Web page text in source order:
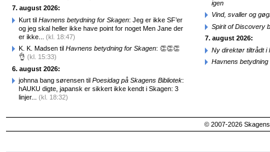
7. august 2026:
Kurt til Havnens betydning for Skagen: Jeg er ikke SF’er
og jeg skal heller ikke have point for noget Men Jane der
er ikke... (kl. 18:47)
K. K. Madsen til Havnens betydning for Skagen: 👏👏👏
👌 (kl. 15:33)
6. august 2026:
johnna bang sørensen til Poesidag på Skagens Bibliotek:
hAUKU digte, japansk er sikkert ikke kendt i Skagen: 3
linjer... (kl. 18:32)
igen
Vind, svaller og
Spirit of Discovery
7. august 2026:
Ny direktør tiltrådt i
Havnens betydning
© 2007-2026